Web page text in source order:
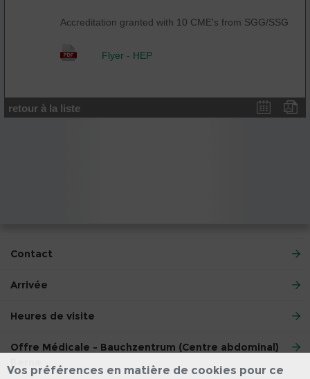
Accreditation granted with 10 CME's from SGG/SSG
Flyer - HEP
retour à la liste
Contact
Arrivée
Heures de visite
Offre Médicale - Bauchzentrum (Centre abdominal)
Vos préférences en matière de cookies pour ce